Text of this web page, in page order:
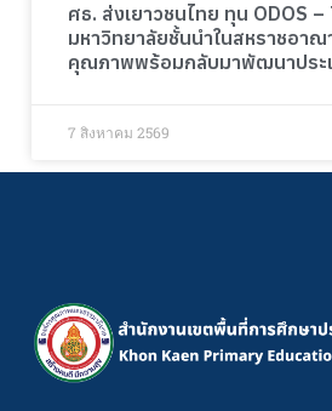
ศธ. ส่งเยาวชนไทย ทุน ODOS –
มหาวิทยาลัยชั้นนำในสหราชอา
คุณภาพพร้อมกลับมาพัฒนาประ
7 สิงหาคม 2569